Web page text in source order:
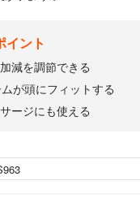
イント
減を調節できる
が頭にフィットする
ージにも使える